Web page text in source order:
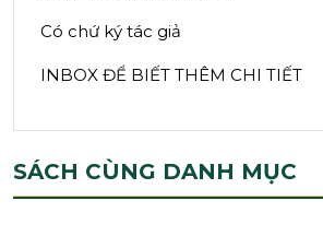
Có chứ ký tác giả
INBOX ĐỂ BIẾT THÊM CHI TIẾT
SÁCH CÙNG DANH MỤC